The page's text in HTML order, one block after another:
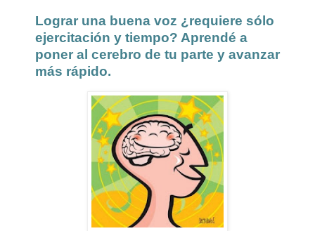
Lograr una buena voz ¿requiere sólo
ejercitación y tiempo? Aprendé a
poner al cerebro de tu parte y avanzar
más rápido.